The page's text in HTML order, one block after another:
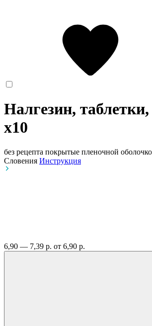
Налгезин,
x10
без рецепта покрытые пленочной
Словения Инструкция
6,90 — 7,39 р. от 6,90 р.